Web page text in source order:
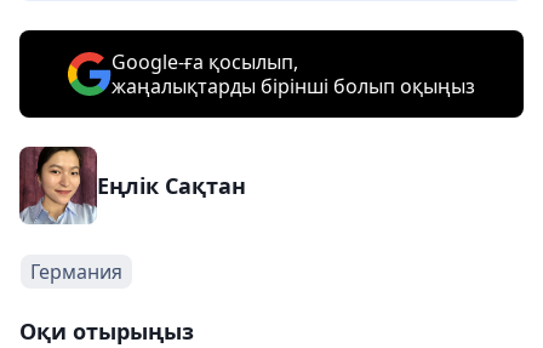
Google-ға қосылып,
жаңалықтарды бірінші болып оқыңыз
Еңлік Сақтан
Германия
Оқи отырыңыз